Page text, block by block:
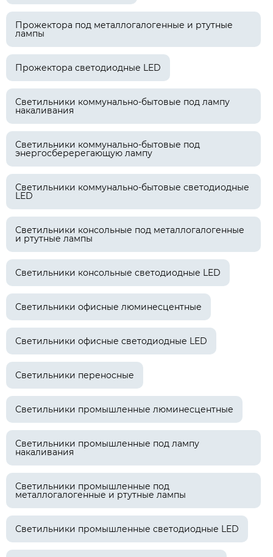
Прожектора под металлогалогенные и ртутные
лампы
Прожектора светодиодные LED
Светильники коммунально-бытовые под лампу
накаливания
Светильники коммунально-бытовые под
энергосберерегающую лампу
Светильники коммунально-бытовые светодиодные
LED
Светильники консольные под металлогалогенные
и ртутные лампы
Светильники консольные светодиодные LED
Светильники офисные люминесцентные
Светильники офисные светодиодные LED
Светильники переносные
Светильники промышленные люминесцентные
Светильники промышленные под лампу
накаливания
Светильники промышленные под
металлогалогенные и ртутные лампы
Светильники промышленные светодиодные LED